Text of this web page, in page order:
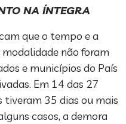
NA ÍNTEGRA
que o tempo e a
não foram
e municípios do País
Em 14 das 27
tiveram 35 dias ou mais
casos, a demora